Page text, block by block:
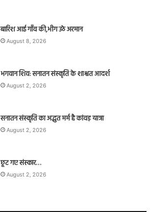
बारिश आई गाँव की,भीग उठे अरमान
August 8, 2026
भगवान शिव: सनातन संस्कृति के शाश्वत आदर्श
August 2, 2026
सनातन संस्कृति का अद्भुत मर्म है कांवड़ यात्रा
August 2, 2026
छूट गए संस्कार…
August 2, 2026